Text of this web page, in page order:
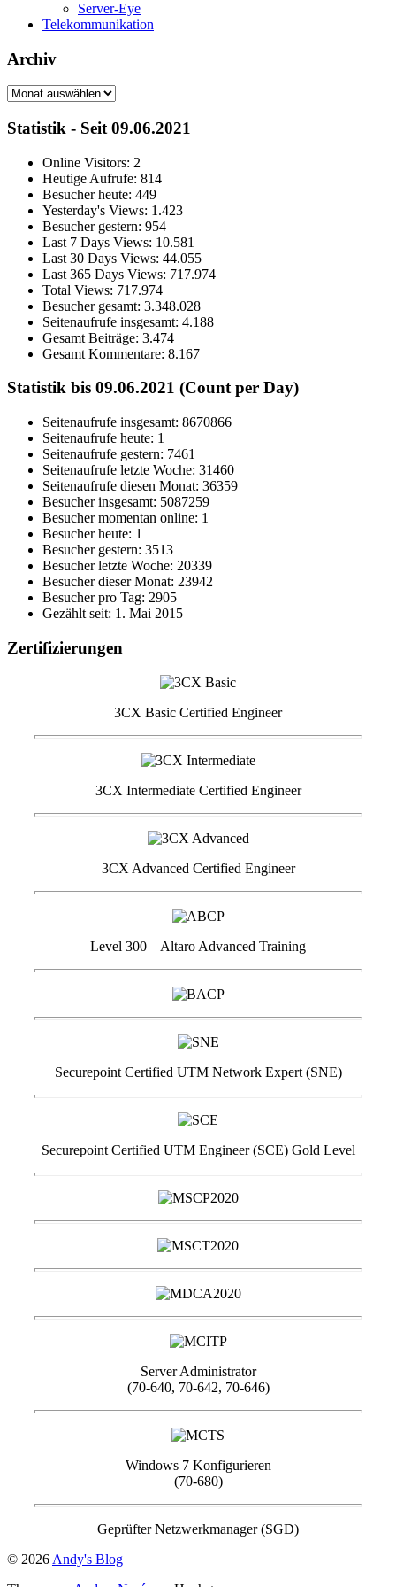
Server-Eye
Telekommunikation
Archiv
Archiv
Statistik - Seit 09.06.2021
Online Visitors: 2
Heutige Aufrufe: 814
Besucher heute: 449
Yesterday's Views: 1.423
Besucher gestern: 954
Last 7 Days Views: 10.581
Last 30 Days Views: 44.055
Last 365 Days Views: 717.974
Total Views: 717.974
Besucher gesamt: 3.348.028
Seitenaufrufe insgesamt: 4.188
Gesamt Beiträge: 3.474
Gesamt Kommentare: 8.167
Statistik bis 09.06.2021 (Count per Day)
Seitenaufrufe insgesamt: 8670866
Seitenaufrufe heute: 1
Seitenaufrufe gestern: 7461
Seitenaufrufe letzte Woche: 31460
Seitenaufrufe diesen Monat: 36359
Besucher insgesamt: 5087259
Besucher momentan online: 1
Besucher heute: 1
Besucher gestern: 3513
Besucher letzte Woche: 20339
Besucher dieser Monat: 23942
Besucher pro Tag: 2905
Gezählt seit: 1. Mai 2015
Zertifizierungen
3CX Basic Certified Engineer
3CX Intermediate Certified Engineer
3CX Advanced Certified Engineer
Level 300 – Altaro Advanced Training
Securepoint Certified UTM Network Expert (SNE)
Securepoint Certified UTM Engineer (SCE) Gold Level
Server Administrator
(70-640, 70-642, 70-646)
Windows 7 Konfigurieren
(70-680)
Geprüfter Netzwerkmanager (SGD)
© 2026 Andy's Blog